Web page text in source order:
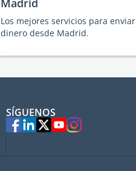
Madrid
Los mejores servicios para enviar
dinero desde Madrid.
SÍGUENOS